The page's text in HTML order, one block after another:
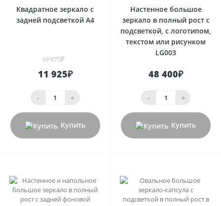
Квадратное зеркало с
задней подсветкой A4
19 875₽
11 925₽
- +
Купить
Настенное большое
зеркало в полный рост с
подсветкой, с логотипом,
текстом или рисунком
LG003
48 400₽
- +
Купить